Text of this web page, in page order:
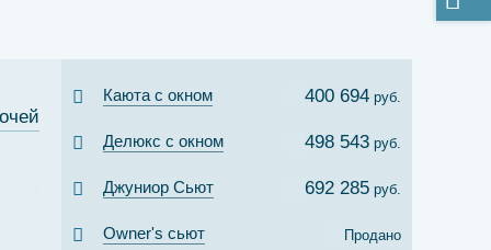
Каюта с окном 400 694 руб.
Делюкс с окном 498 543 руб.
Джуниор Сьют 692 285 руб.
Owner's сьют Продано